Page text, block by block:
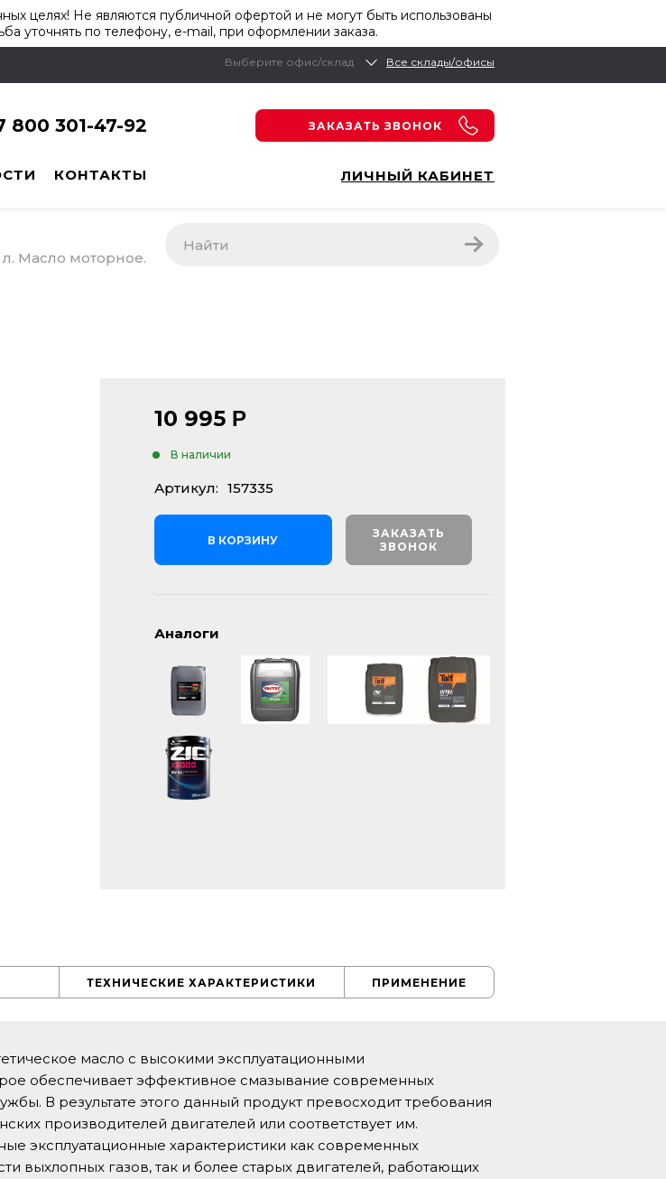
целях! Не являются публичной офертой и не могут быть использованы
уточнять по телефону, e-mail, при оформлении заказа.
Выберите офис/склад Все склады/офисы
800 301-47-92 ЗАКАЗАТЬ ЗВОНОК
КОНТАКТЫ ЛИЧНЫЙ КАБИНЕТ
л. Масло моторное.
10 995 Р
В наличии
Артикул: 157335
В КОРЗИНУ
ЗАКАЗАТЬ
ЗВОНОК
Аналоги
ТЕХНИЧЕСКИЕ ХАРАКТЕРИСТИКИ ПРИМЕНЕНИЕ
масло с высокими эксплуатационными
обеспечивает эффективное смазывание современных
В результате этого данный продукт превосходит требования
производителей двигателей или соответствует им.
эксплуатационные характеристики как современных
выхлопных газов, так и более старых двигателей, работающих